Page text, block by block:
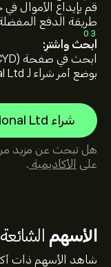
الأسهم الشائعة
شاهد الأسهم ذات
طريقة الدفع
03
ابحث واشترِ:
بوضع أمر شراء لـ China Yuchai International Ltd.
شراء China Yuchai International Ltd
هل تبحث عن مزيد من
على
الأكاديمية .